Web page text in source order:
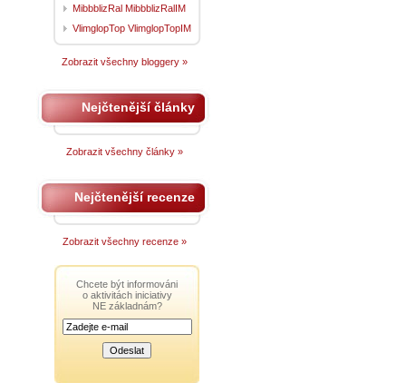
MibbblizRal MibbblizRalIM
VlimglopTop VlimglopTopIM
Zobrazit všechny bloggery »
Nejčtenější články
Zobrazit všechny články »
Nejčtenější recenze
Zobrazit všechny recenze »
Chcete být informováni
o aktivitách iniciativy
NE základnám?